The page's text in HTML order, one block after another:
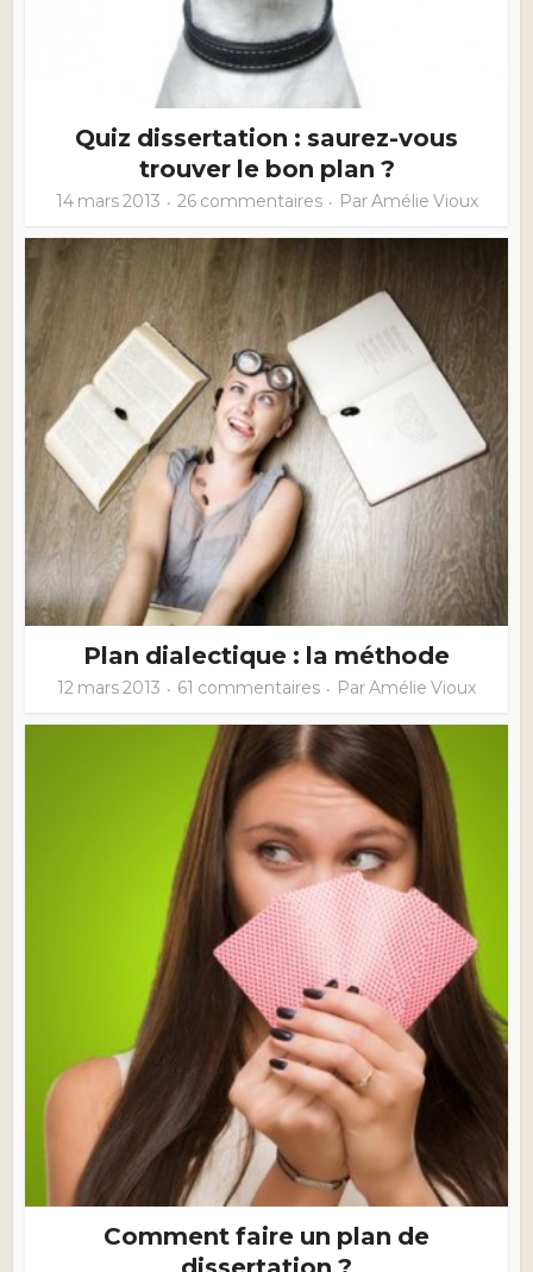
Quiz dissertation : saurez-vous
trouver le bon plan ?
14 mars 2013 26 commentaires ParAmélie Vioux
Plan dialectique : la méthode
12 mars 2013 61 commentaires ParAmélie Vioux
Comment faire un plan de